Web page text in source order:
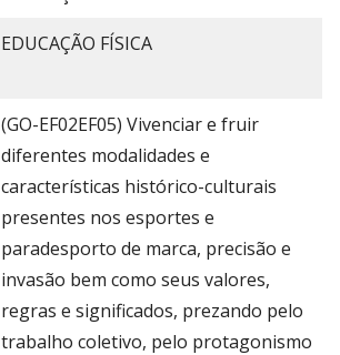
EDUCAÇÃO FÍSICA
(GO-EF02EF05) Vivenciar e fruir
diferentes modalidades e
características histórico-culturais
presentes nos esportes e
paradesporto de marca, precisão e
invasão bem como seus valores,
regras e significados, prezando pelo
trabalho coletivo, pelo protagonismo